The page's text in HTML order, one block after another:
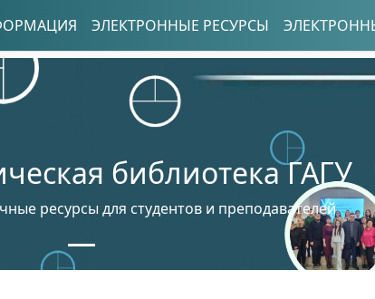
ЭЛЕКТРОННЫЕ РЕСУРСЫ
библиотека ГАГУ
ресурсы для студентов и преподавателей